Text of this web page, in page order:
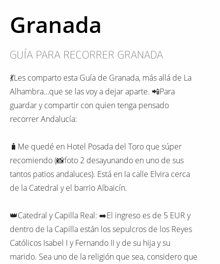
Granada
GUÍA PARA RECORRER GRANADA
💃Les comparto esta Guía de Granada, más allá de La
Alhambra…que se las voy a dejar aparte. 📲Para
guardar y compartir con quien tenga pensado
recorrer Andalucía:
🧳Me quedé en Hotel Posada del Toro que súper
recomiendo (📸foto 2 desayunando en uno de sus
tantos patios andaluces). Está en la calle Elvira cerca
de la Catedral y el barrio Albaicín.
👑Catedral y Capilla Real: ➡️El ingreso es de 5 EUR y
dentro de la Capilla están los sepulcros de los Reyes
Católicos Isabel I y Fernando II y de su hija y su
marido. Sea uno de la religión que sea, considero que